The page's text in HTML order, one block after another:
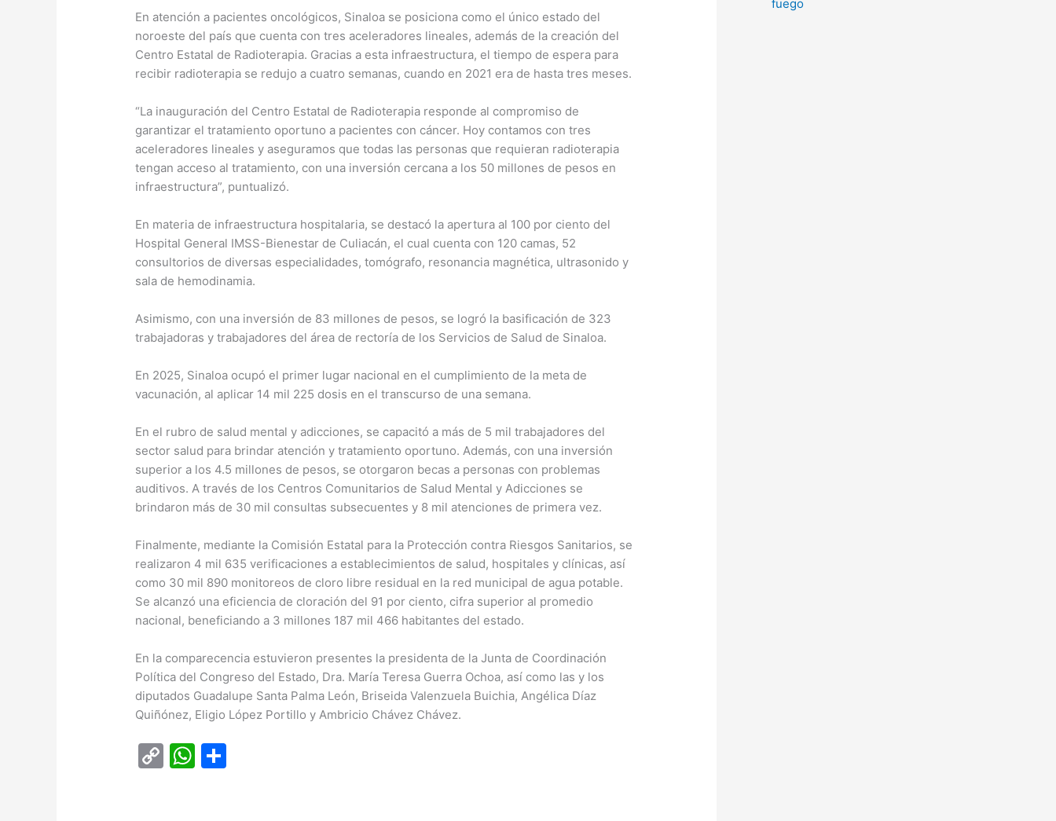
En atención a pacientes oncológicos, Sinaloa se posiciona como el único estado del
noroeste del país que cuenta con tres aceleradores lineales, además de la creación del
Centro Estatal de Radioterapia. Gracias a esta infraestructura, el tiempo de espera para
recibir radioterapia se redujo a cuatro semanas, cuando en 2021 era de hasta tres meses.
“La inauguración del Centro Estatal de Radioterapia responde al compromiso de
garantizar el tratamiento oportuno a pacientes con cáncer. Hoy contamos con tres
aceleradores lineales y aseguramos que todas las personas que requieran radioterapia
tengan acceso al tratamiento, con una inversión cercana a los 50 millones de pesos en
infraestructura”, puntualizó.
En materia de infraestructura hospitalaria, se destacó la apertura al 100 por ciento del
Hospital General IMSS-Bienestar de Culiacán, el cual cuenta con 120 camas, 52
consultorios de diversas especialidades, tomógrafo, resonancia magnética, ultrasonido y
sala de hemodinamia.
Asimismo, con una inversión de 83 millones de pesos, se logró la basificación de 323
trabajadoras y trabajadores del área de rectoría de los Servicios de Salud de Sinaloa.
En 2025, Sinaloa ocupó el primer lugar nacional en el cumplimiento de la meta de
vacunación, al aplicar 14 mil 225 dosis en el transcurso de una semana.
En el rubro de salud mental y adicciones, se capacitó a más de 5 mil trabajadores del
sector salud para brindar atención y tratamiento oportuno. Además, con una inversión
superior a los 4.5 millones de pesos, se otorgaron becas a personas con problemas
auditivos. A través de los Centros Comunitarios de Salud Mental y Adicciones se
brindaron más de 30 mil consultas subsecuentes y 8 mil atenciones de primera vez.
Finalmente, mediante la Comisión Estatal para la Protección contra Riesgos Sanitarios, se
realizaron 4 mil 635 verificaciones a establecimientos de salud, hospitales y clínicas, así
como 30 mil 890 monitoreos de cloro libre residual en la red municipal de agua potable.
Se alcanzó una eficiencia de cloración del 91 por ciento, cifra superior al promedio
nacional, beneficiando a 3 millones 187 mil 466 habitantes del estado.
En la comparecencia estuvieron presentes la presidenta de la Junta de Coordinación
Política del Congreso del Estado, Dra. María Teresa Guerra Ochoa, así como las y los
diputados Guadalupe Santa Palma León, Briseida Valenzuela Buichia, Angélica Díaz
Quiñónez, Eligio López Portillo y Ambricio Chávez Chávez.
C
W